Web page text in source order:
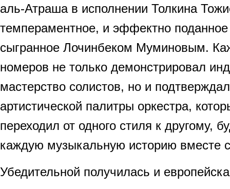
аль-Атраша в исполнении Толкина
темпераментное, и эффектно
сыгранное Лочинбеком Муминовым.
номеров не только демонстрировал
мастерство солистов, но и
артистической палитры оркестра,
переходил от одного стиля к другому,
каждую музыкальную историю вместе
Убедительной получилась и